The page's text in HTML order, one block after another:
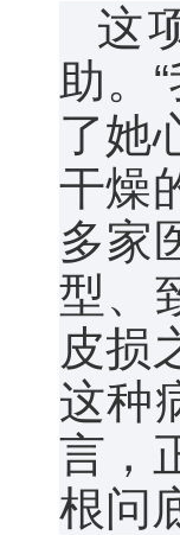
这
助。
了她
干燥
多家
型、
皮损
这种
言，
根问